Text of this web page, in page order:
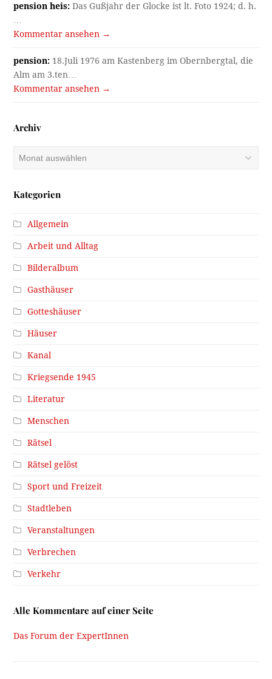
pension heis: Das Gußjahr der Glocke ist lt. Foto 1924; d. h.
Kommentar ansehen →
pension: 18.Juli 1976 am Kastenberg im Obernbergtal, die
Alm am 3.ten…
Kommentar ansehen →
Archiv
Kategorien
Allgemein
Arbeit und Alltag
Bilderalbum
Gasthäuser
Gotteshäuser
Häuser
Kanal
Kriegsende 1945
Literatur
Menschen
Rätsel
Rätsel gelöst
Sport und Freizeit
Stadtleben
Veranstaltungen
Verbrechen
Verkehr
Alle Kommentare auf einer Seite
Das Forum der ExpertInnen